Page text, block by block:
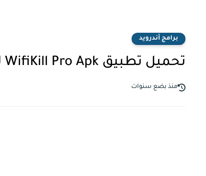
برامج أندرويد
تحميل تطبيق WifiKill Pro Apk للأندرويد
منذ بضع سنوات